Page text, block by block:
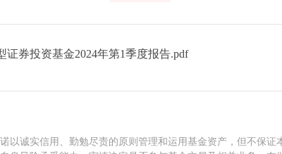
证券投资基金2024年第1季度报告.pdf
以诚实信用、勤勉尽责的原则管理和运用基金资产，但不保